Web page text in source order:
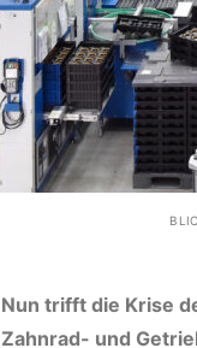
Nun trifft die Krise
Zahnrad- und